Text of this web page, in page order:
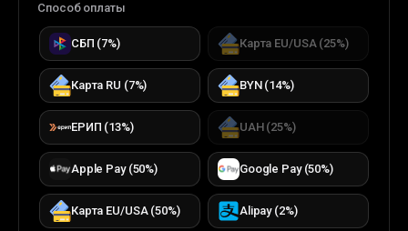
Способ оплаты
СБП (7%) Карта EU/USA(25%)
Карта RU (7%) BYN(14%)
ЕРИП (13%) UAH(25%)
Apple Pay(50%) Google Pay(50%)
Карта EU/USA(50%) Alipay(2%)